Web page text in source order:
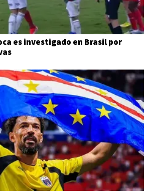
es investigado en Brasil por